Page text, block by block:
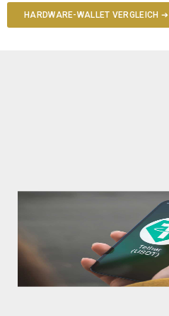
HARDWARE-WALLET VERGLEICH ➔